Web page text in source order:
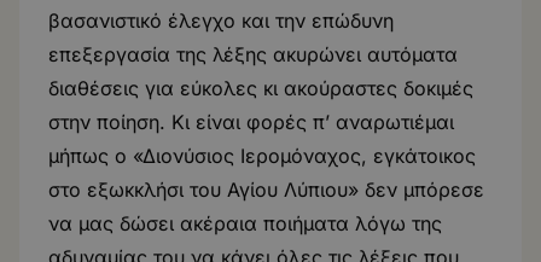
βασανιστικό έλεγχο και την επώδυνη
επεξεργασία της λέξης ακυρώνει αυτόματα
διαθέσεις για εύκολες κι ακούραστες δοκιμές
στην ποίηση. Κι είναι φορές π’ αναρωτιέμαι
μήπως ο «Διονύσιος Ιερομόναχος, εγκάτοικος
στο εξωκκλήσι του Αγίου Λύπιου» δεν μπόρεσε
να μας δώσει ακέραια ποιήματα λόγω της
αδυναμίας του να κάνει όλες τις λέξεις που